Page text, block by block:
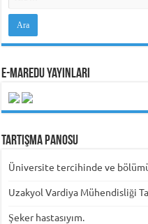
e-MarEdu Yayınları
Tartışma Panosu
Üniversite tercihinde ve
Uzakyol Vardiya Mühendisliği
Şeker hastasıyım.